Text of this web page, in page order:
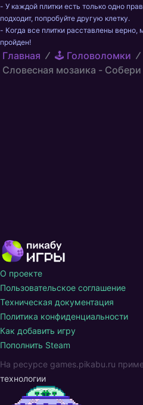
- У каждой плитки есть только одно
подходит, попробуйте другую клетку.
- Когда все плитки расставлены
пройден!
Главная
🕹️ Головоломки
Словесная мозаика - Собери
О проекте
Пользовательское соглашение
Техническая документация
Политика конфиденциальности
Как добавить игру
Пополнить Steam
На ресурсе games.pikabu.ru
технологии